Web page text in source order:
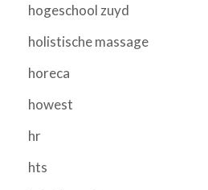
hogeschool zuyd
holistische massage
horeca
howest
hr
hts